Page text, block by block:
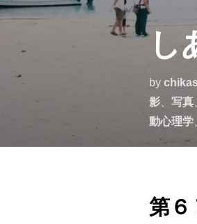
プ
し
by
影 、写真
動心理学
第６